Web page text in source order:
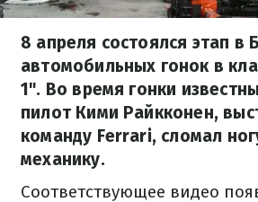
8 апреля состоялся этап в
автомобильных гонок в
1". Во время гонки
пилот Кими Райкконен,
команду Ferrari, сломал
механику.
Соответствующее видео